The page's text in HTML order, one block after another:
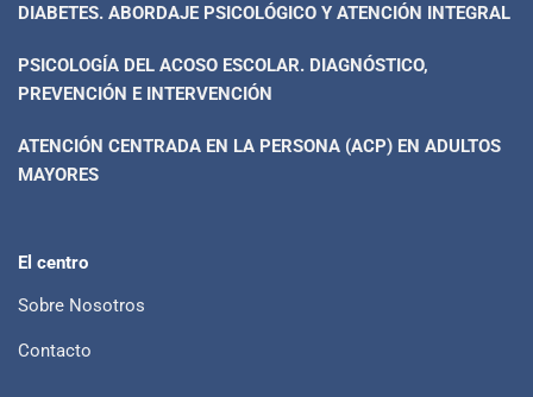
DIABETES. ABORDAJE PSICOLÓGICO Y ATENCIÓN INTEGRAL
PSICOLOGÍA DEL ACOSO ESCOLAR. DIAGNÓSTICO,
PREVENCIÓN E INTERVENCIÓN
ATENCIÓN CENTRADA EN LA PERSONA (ACP) EN ADULTOS
MAYORES
El centro
Sobre Nosotros
Contacto